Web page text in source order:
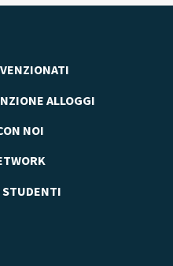
ALLOGGI
NOI
STUDENTI